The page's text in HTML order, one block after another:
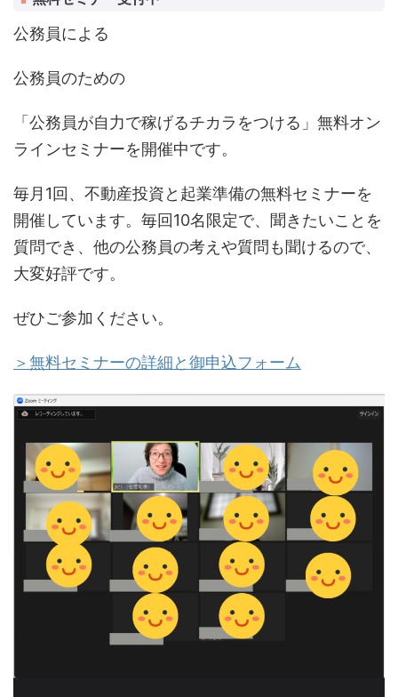
公務員による
公務員のための
「公務員が自力で稼げるチカラをつける」無料オン
ラインセミナーを開催中です。
毎月1回、不動産投資と起業準備の無料セミナーを
開催しています。毎回10名限定で、聞きたいことを
質問でき、他の公務員の考えや質問も聞けるので、
大変好評です。
ぜひご参加ください。
＞無料セミナーの詳細と御申込フォーム